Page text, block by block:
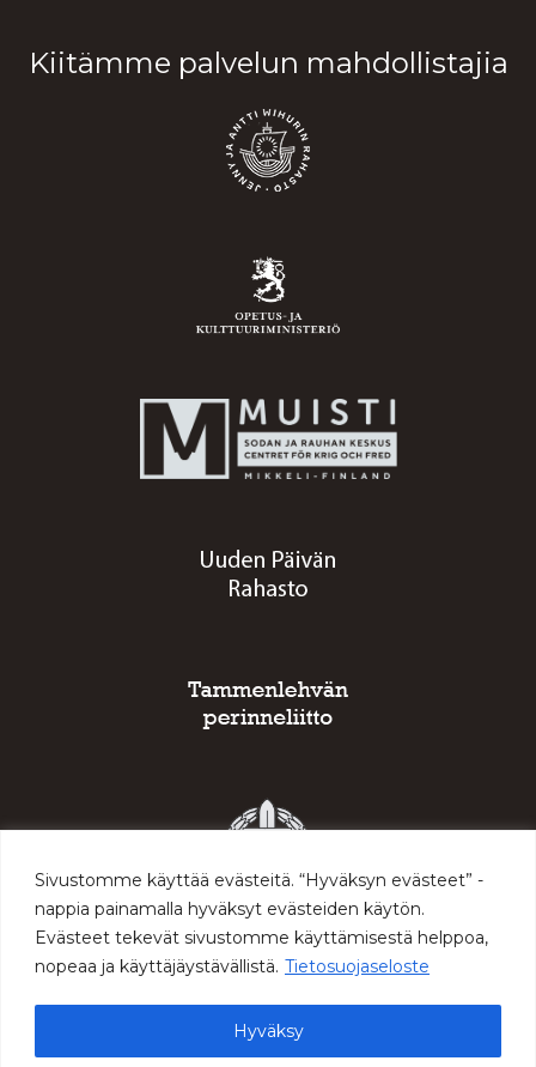
Sivustomme käyttää evästeitä. “Hyväksyn evästeet” -
nappia painamalla hyväksyt evästeiden käytön.
Evästeet tekevät sivustomme käyttämisestä helppoa,
nopeaa ja käyttäjäystävällistä. Tietosuojaseloste
Hyväksy
Kiitämme palvelun mahdollistajia